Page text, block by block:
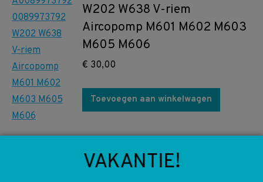
W202 W638 V-riem
Aircopomp M601 M602 M603
M605 M606
€ 30,00
Toevoegen aan winkelwagen
0089973692 W124 W201
VAKANTIE!